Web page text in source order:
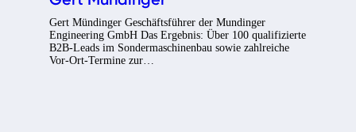
Gert Mündinger Geschäftsführer der Mundinger
Engineering GmbH Das Ergebnis: Über 100 qualifizierte
B2B-Leads im Sondermaschinenbau sowie zahlreiche
Vor-Ort-Termine zur…